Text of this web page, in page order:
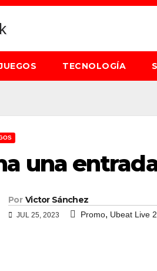
TECNOLOGÍA
una
Por Victor Sánchez
JUL 25, 2023 Promo, Ubeat Live